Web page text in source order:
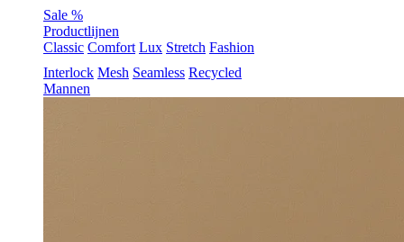
Sale %
Productlijnen
Classic Comfort Lux Stretch Fashion
Interlock Mesh Seamless Recycled
Mannen